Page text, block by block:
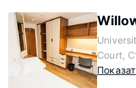
Court,